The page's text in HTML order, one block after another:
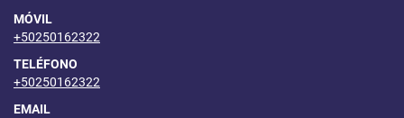
MÓVIL
+50250162322
TELÉFONO
+50250162322
EMAIL